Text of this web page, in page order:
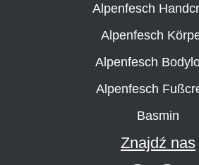
Alpenfesch
Alpenfesch
Alpenfesch
Alpenfesch
Basmin
Znajdź nas